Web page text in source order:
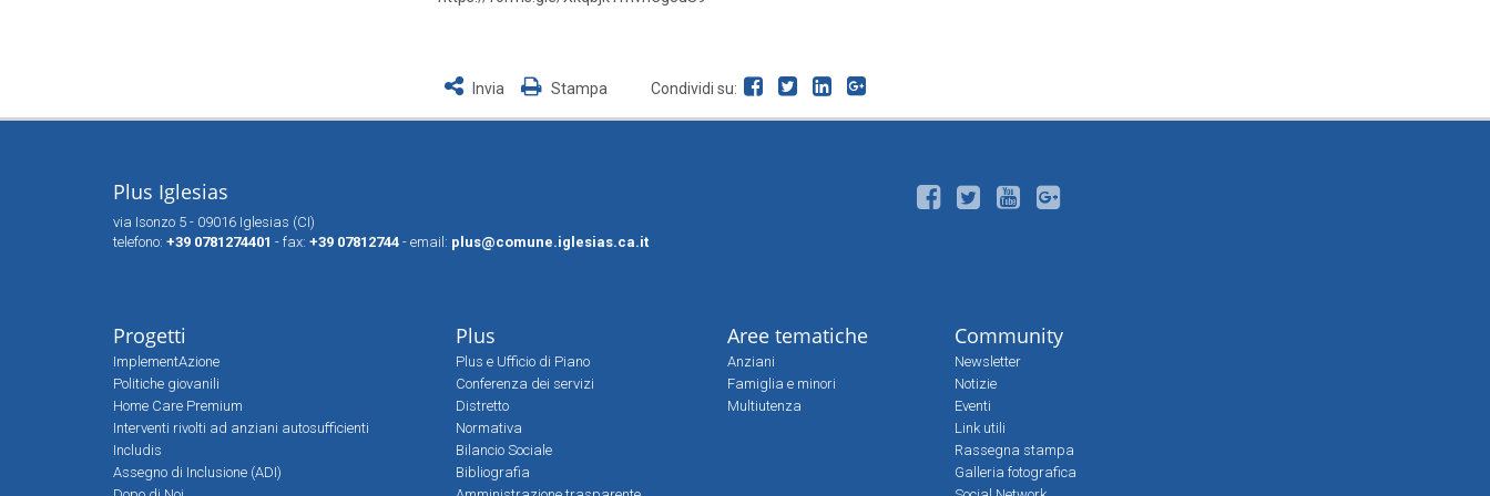
Invia Stampa Condividi su:
Plus Iglesias
via Isonzo 5 - 09016 Iglesias (CI)
telefono: +39 0781274401 - fax: +39 07812744 - email: plus@comune.iglesias.ca.it
Progetti
ImplementAzione
Politiche giovanili
Home Care Premium
Interventi rivolti ad anziani autosufficienti
Includis
Assegno di Inclusione (ADI)
Plus
Plus e Ufficio di Piano
Conferenza dei servizi
Distretto
Normativa
Bilancio Sociale
Bibliografia
Aree tematiche
Anziani
Famiglia e minori
Multiutenza
Community
Newsletter
Notizie
Eventi
Link utili
Rassegna stampa
Galleria fotografica